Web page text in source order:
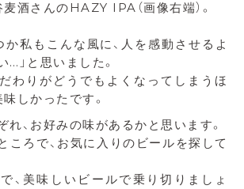
酒さんのHAZY IPA（画像右端）。
か私もこんな風に、人を感動させるよ
」と思いました。
わりがどうでもよくなってしまうほ
しかったです。
れ、お好みの味があるかと思います。
ころで、お気に入りのビールを探して
、美味しいビールで乗り切りましょ